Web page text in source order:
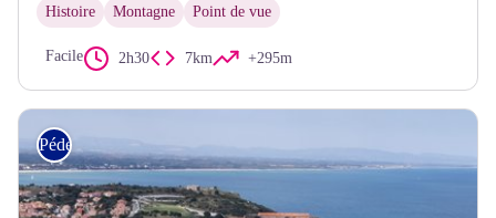
Histoire Montagne Point de vue
Facile 2h30 7km +295m
Pédestre